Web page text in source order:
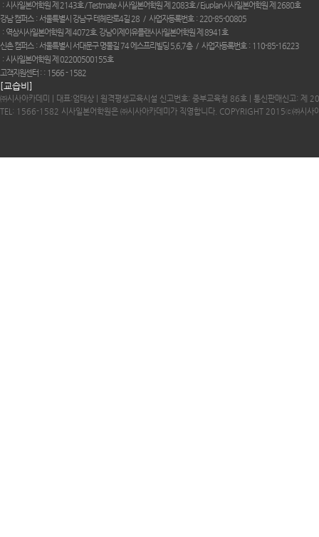
시사일본어학원 제 2143호 / Testmate 시사일본어학원 제 2083호 / Ejuplan시사일본어학원 제 2680호
강남 캠퍼스
서울특별시 강남구 테헤란로4길 28 사업자등록번호
220-85-00805
역삼시사일본어학원 제 4072호. 강남이제이유플랜시사일본어학원 제 8941호
신촌 캠퍼스
서울특별시 서대문구 명물길 74 에스프리빌딩 5,6,7층 사업자등록번호
110-85-16223
시사일본어학원 제 02200500155호
고객지원센터 :
1566 - 1582
[교습비]
㈜시사아카데미 | 대표:엄태상 | 원격평생교육시설 신고번호: 중부교육청 86호 | 통신판매신고: 제
TEL: 1566-1582 시사일본어학원은 ㈜시사아카데미가 직영합니다. COPYRIGHT 2015ⓒ㈜시사